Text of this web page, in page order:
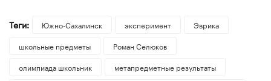
Теги: Южно-Сахалинск эксперимент
Эврика
школьные предметы
Роман Селюков
олимпиада школьник
метапредметные результаты